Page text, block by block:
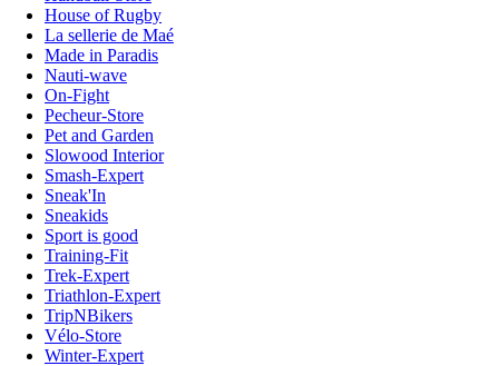
House of Rugby
La sellerie de Maé
Made in Paradis
Nauti-wave
On-Fight
Pecheur-Store
Pet and Garden
Slowood Interior
Smash-Expert
Sneak'In
Sneakids
Sport is good
Training-Fit
Trek-Expert
Triathlon-Expert
TripNBikers
Vélo-Store
Winter-Expert